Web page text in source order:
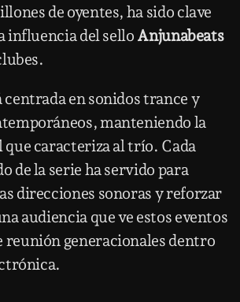
de oyentes, ha sido clave
influencia del sello Anjunabeats
centrada en sonidos trance y
manteniendo la
caracteriza al trío. Cada
de la serie ha servido para
direcciones sonoras y reforzar
audiencia que ve estos eventos
reunión generacionales dentro